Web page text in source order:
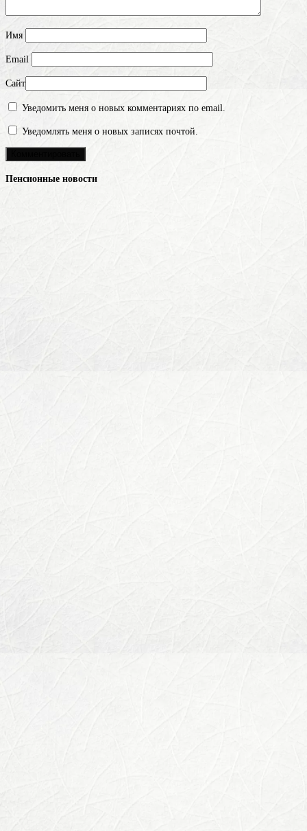
Имя
Email
Сайт
Уведомить меня о новых комментариях по email.
Уведомлять меня о новых записях почтой.
Пенсионные новости